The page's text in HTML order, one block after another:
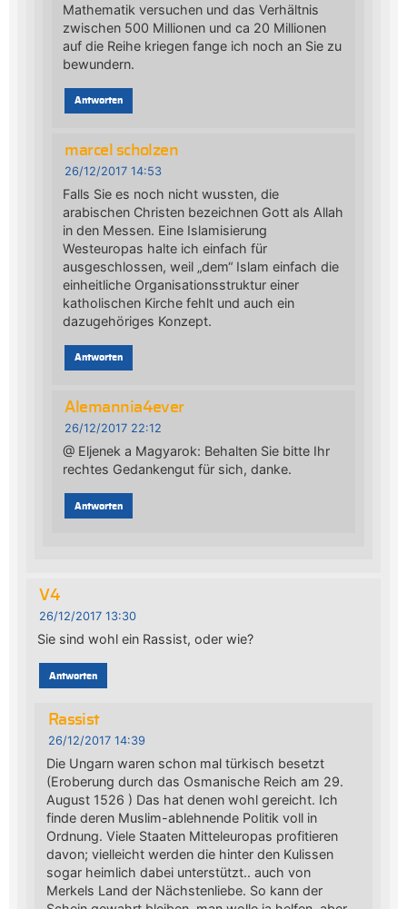
Mathematik versuchen und das Verhältnis
zwischen 500 Millionen und ca 20 Millionen
auf die Reihe kriegen fange ich noch an Sie zu
bewundern.
Antworten
marcel scholzen
26/12/2017 14:53
Falls Sie es noch nicht wussten, die
arabischen Christen bezeichnen Gott als Allah
in den Messen. Eine Islamisierung
Westeuropas halte ich einfach für
ausgeschlossen, weil „dem“ Islam einfach die
einheitliche Organisationsstruktur einer
katholischen Kirche fehlt und auch ein
dazugehöriges Konzept.
Antworten
Alemannia4ever
26/12/2017 22:12
@ Eljenek a Magyarok: Behalten Sie bitte Ihr
rechtes Gedankengut für sich, danke.
Antworten
V4
26/12/2017 13:30
Sie sind wohl ein Rassist, oder wie?
Antworten
Rassist
26/12/2017 14:39
Die Ungarn waren schon mal türkisch besetzt
(Eroberung durch das Osmanische Reich am 29.
August 1526 ) Das hat denen wohl gereicht. Ich
finde deren Muslim-ablehnende Politik voll in
Ordnung. Viele Staaten Mitteleuropas profitieren
davon; vielleicht werden die hinter den Kulissen
sogar heimlich dabei unterstützt.. auch von
Merkels Land der Nächstenliebe. So kann der